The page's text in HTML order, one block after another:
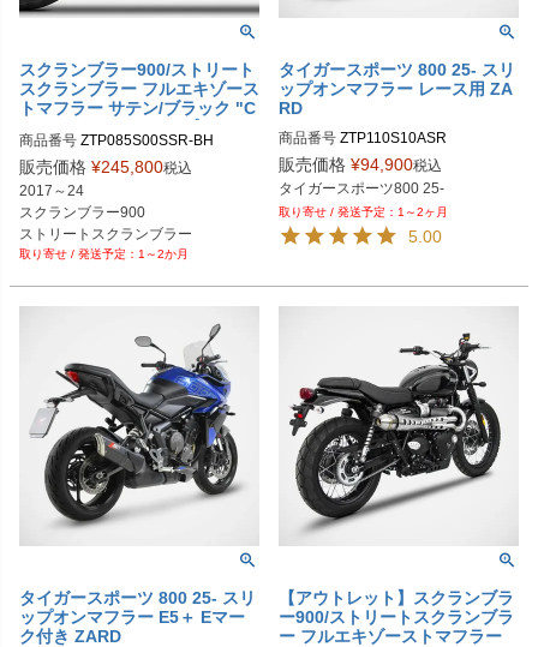
スクランブラー900/ストリート
スクランブラー フルエキゾース
トマフラー サテン/ブラック "C
商品番号 ZTP085S00SSR-BH
販売価格 ¥245,800税込
2017～24
スクランブラー900
ストリートスクランブラー
レース用
1～2か月
タイガースポーツ 800 25- スリ
ップオンマフラー レース用 ZA
RD
商品番号 ZTP110S10ASR
販売価格 ¥94,900税込
タイガースポーツ800 25-
1～2ヶ月
5.00
タイガースポーツ 800 25- スリ
ップオンマフラー E5＋ Eマー
ク付き ZARD
【アウトレット】スクランブラ
ー900/ストリートスクランブラ
ー フルエキゾーストマフラー